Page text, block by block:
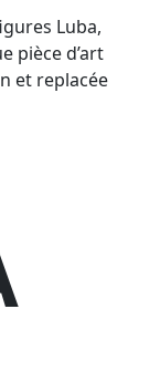
Luba,
pièce d’art
et replacée